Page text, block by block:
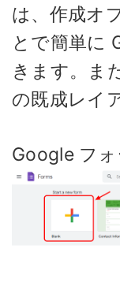
は、作成オ
とで簡単に
きます。ま
の既成レイ
Google フ